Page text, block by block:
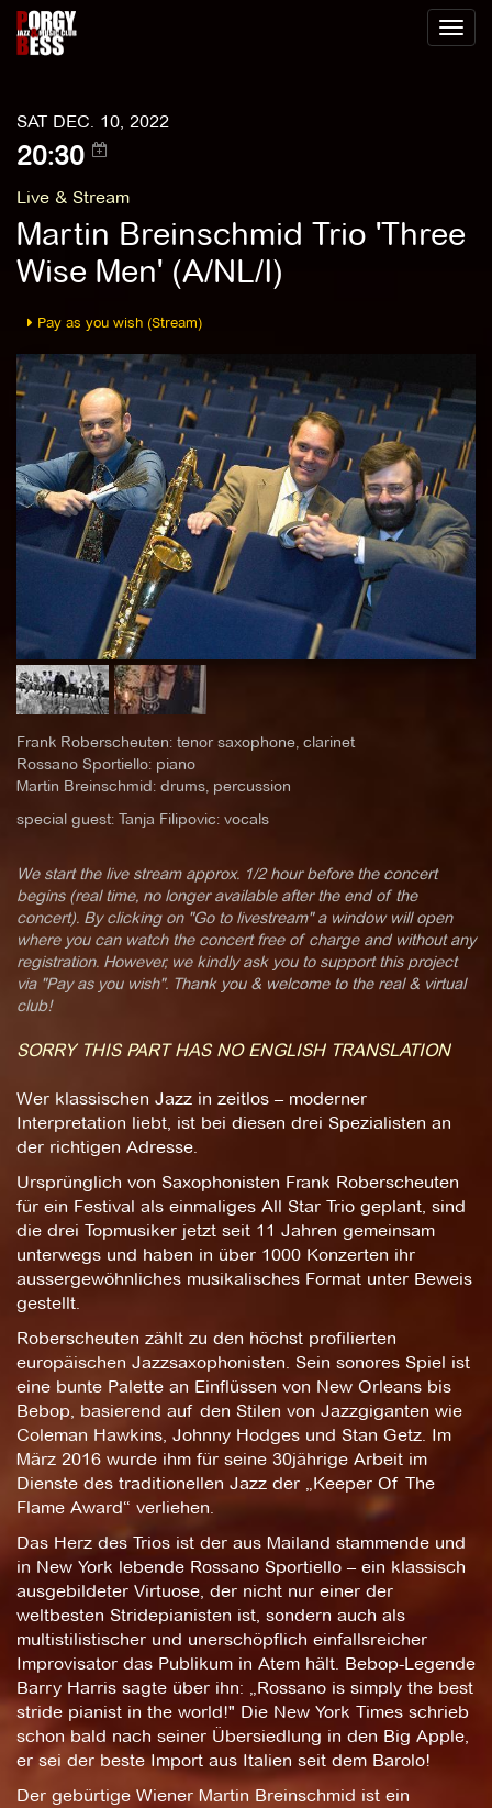
Toggle
SAT DEC. 10, 2022
20:30
Live & Stream
Martin Breinschmid Trio 'Three
Wise Men' (A/NL/I)
Pay as you wish (Stream)
Frank Roberscheuten: tenor saxophone, clarinet
Rossano Sportiello: piano
Martin Breinschmid: drums, percussion
special guest: Tanja Filipovic: vocals
We start the live stream approx. 1/2 hour before the concert
begins (real time, no longer available after the end of the
concert). By clicking on "Go to livestream" a window will open
where you can watch the concert free of charge and without any
registration. However, we kindly ask you to support this project
via "Pay as you wish". Thank you & welcome to the real & virtual
club!
SORRY THIS PART HAS NO ENGLISH TRANSLATION
Wer klassischen Jazz in zeitlos – moderner
Interpretation liebt, ist bei diesen drei Spezialisten an
der richtigen Adresse.
Ursprünglich von Saxophonisten Frank Roberscheuten
für ein Festival als einmaliges All Star Trio geplant, sind
die drei Topmusiker jetzt seit 11 Jahren gemeinsam
unterwegs und haben in über 1000 Konzerten ihr
aussergewöhnliches musikalisches Format unter Beweis
gestellt.
Roberscheuten zählt zu den höchst profilierten
europäischen Jazzsaxophonisten. Sein sonores Spiel ist
eine bunte Palette an Einflüssen von New Orleans bis
Bebop, basierend auf den Stilen von Jazzgiganten wie
Coleman Hawkins, Johnny Hodges und Stan Getz. Im
März 2016 wurde ihm für seine 30jährige Arbeit im
Dienste des traditionellen Jazz der „Keeper Of The
Flame Award“ verliehen.
Das Herz des Trios ist der aus Mailand stammende und
in New York lebende Rossano Sportiello – ein klassisch
ausgebildeter Virtuose, der nicht nur einer der
weltbesten Stridepianisten ist, sondern auch als
multistilistischer und unerschöpflich einfallsreicher
Improvisator das Publikum in Atem hält. Bebop-Legende
Barry Harris sagte über ihn: „Rossano is simply the best
stride pianist in the world!" Die New York Times schrieb
schon bald nach seiner Übersiedlung in den Big Apple,
er sei der beste Import aus Italien seit dem Barolo!
Der gebürtige Wiener Martin Breinschmid ist ein